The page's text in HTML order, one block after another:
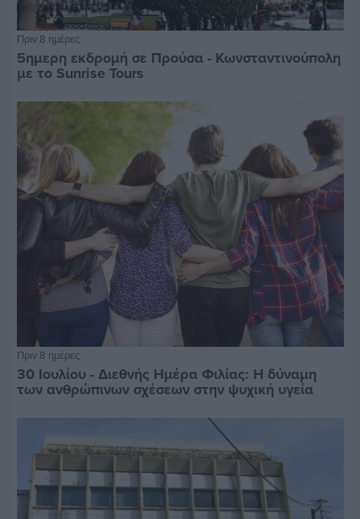
Πριν 8 ημέρες
5ημερη εκδρομή σε Προύσα - Κωνσταντινούπολη
με το Sunrise Tours
Πριν 8 ημέρες
30 Ιουλίου - Διεθνής Ημέρα Φιλίας: Η δύναμη
των ανθρώπινων σχέσεων στην ψυχική υγεία